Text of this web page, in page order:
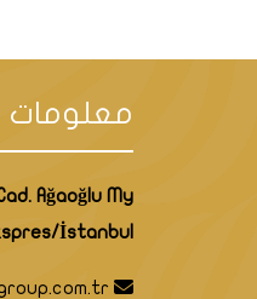
معلومات
Ağaoğlu My
İstanbul